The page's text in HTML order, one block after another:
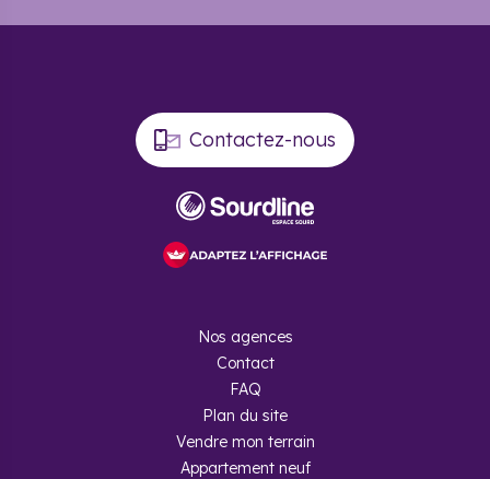
Contactez-nous
Nos agences
Contact
FAQ
Plan du site
Vendre mon terrain
Appartement neuf